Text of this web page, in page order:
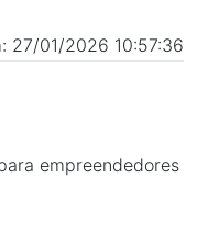
27/01/2026 10:57:36
empreendedores